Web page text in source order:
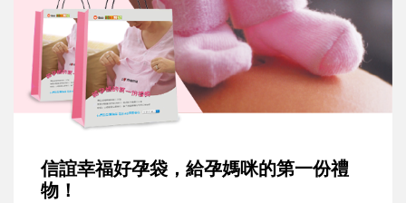
信誼幸福好孕袋，給孕媽咪的第一份禮
物！